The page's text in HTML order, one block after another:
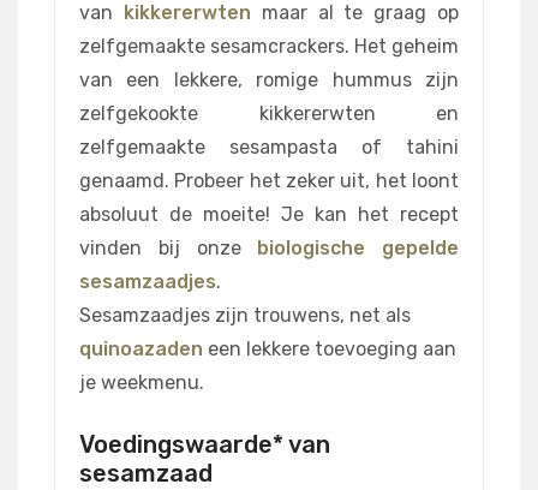
van kikkererwten maar al te graag op
zelfgemaakte sesamcrackers. Het geheim
van een lekkere, romige hummus zijn
zelfgekookte kikkererwten en
zelfgemaakte sesampasta of tahini
genaamd. Probeer het zeker uit, het loont
absoluut de moeite! Je kan het recept
vinden bij onze biologische gepelde
sesamzaadjes.
Sesamzaadjes zijn trouwens, net als
quinoazaden een lekkere toevoeging aan
je weekmenu.
Voedingswaarde* van
sesamzaad